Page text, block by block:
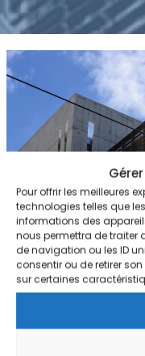
Pour offrir les meilleures
technologies telles que
informations des
nous permettra de traiter
de navigation ou les ID
consentir ou de retirer
sur certaines